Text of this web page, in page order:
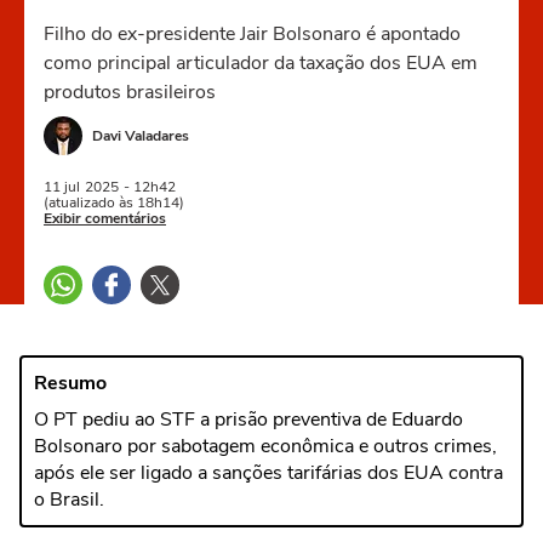
Filho do ex-presidente Jair Bolsonaro é apontado
como principal articulador da taxação dos EUA em
produtos brasileiros
Davi Valadares
11 jul 2025 - 12h42
(atualizado às 18h14)
Exibir comentários
Resumo
O PT pediu ao STF a prisão preventiva de Eduardo
Bolsonaro por sabotagem econômica e outros crimes,
após ele ser ligado a sanções tarifárias dos EUA contra
o Brasil.